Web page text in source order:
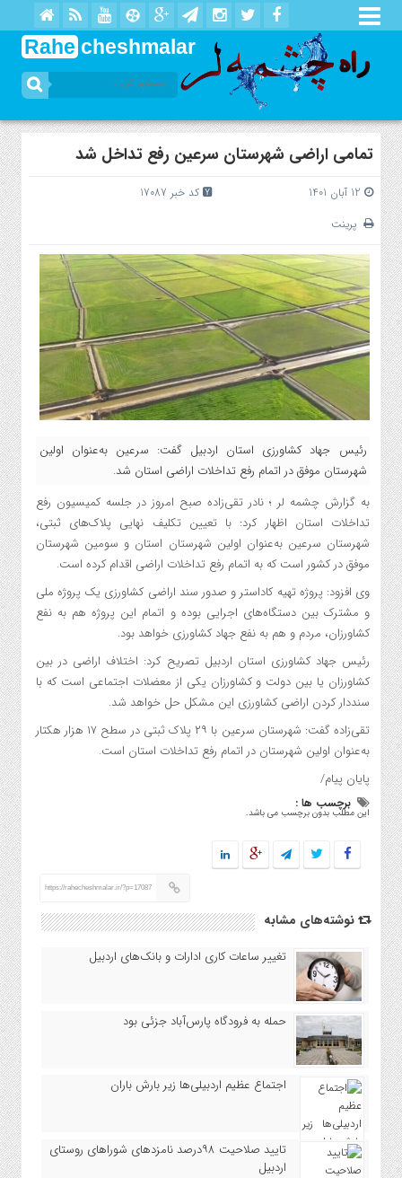
Rahe cheshmalar
تمامی اراضی شهرستان سرعین رفع تداخل شد
12 آبان 1401
کد خبر 17087
پرینت
رئیس جهاد کشاورزی استان اردبیل گفت: سرعین به‌عنوان اولین
شهرستان موفق در اتمام رفع تداخلات اراضی استان شد.
به گزارش چشمه لر ؛ نادر تقی‌زاده صبح امروز در جلسه کمیسیون رفع
تداخلات استان اظهار کرد: با تعیین تکلیف نهایی پلاک‌های ثبتی،
شهرستان سرعین به‌عنوان اولین شهرستان استان و سومین شهرستان
موفق در کشور است که به اتمام رفع تداخلات اراضی اقدام کرده است.
وی افزود: پروژه تهیه کاداستر و صدور سند اراضی کشاورزی یک پروژه ملی
و مشترک بین دستگاه‌های اجرایی بوده و اتمام این پروژه هم به نفع
کشاورزان، مردم و هم به نفع جهاد کشاورزی خواهد بود.
رئیس جهاد کشاورزی استان اردبیل تصریح کرد: اختلاف اراضی در بین
کشاورزان یا بین دولت و کشاورزان یکی از معضلات اجتماعی است که با
سنددار کردن اراضی کشاورزی این مشکل حل خواهد شد.
تقی‌زاده گفت: شهرستان سرعین با ۲۹ پلاک ثبتی در سطح ۱۷ هزار هکتار
به‌عنوان اولین شهرستان در اتمام رفع تداخلات استان است.
پایان پیام/
برچسب ها :
این مطلب بدون برچسب می باشد.
https://rahecheshmalar.ir/?p=17087
نوشته‌های مشابه
تغییر ساعات کاری ادارات و بانک‌های اردبیل
حمله به فرودگاه پارس‌‌آباد جزئی بود
اجتماع عظیم اردبیلی‌ها زیر بارش باران
تایید صلاحیت ۹۸درصد نامزدهای شوراهای روستای
اردبیل